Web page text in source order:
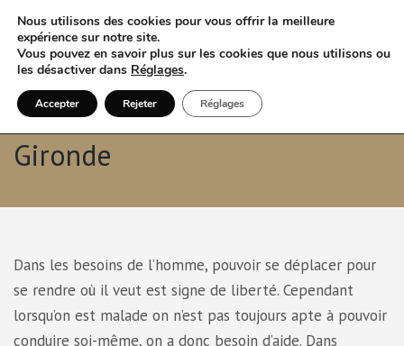
Taxi conventionné VSL 33
Gironde
Dans les besoins de l’homme, pouvoir se déplacer pour
se rendre où il veut est signe de liberté. Cependant
lorsqu’on est malade on n’est pas toujours apte à pouvoir
conduire soi-même, on a donc besoin d’aide. Dans
Nous utilisons des cookies pour vous offrir la meilleure
expérience sur notre site.
Vous pouvez en savoir plus sur les cookies que nous utilisons ou
les désactiver dans Réglages.
Accepter Rejeter Réglages